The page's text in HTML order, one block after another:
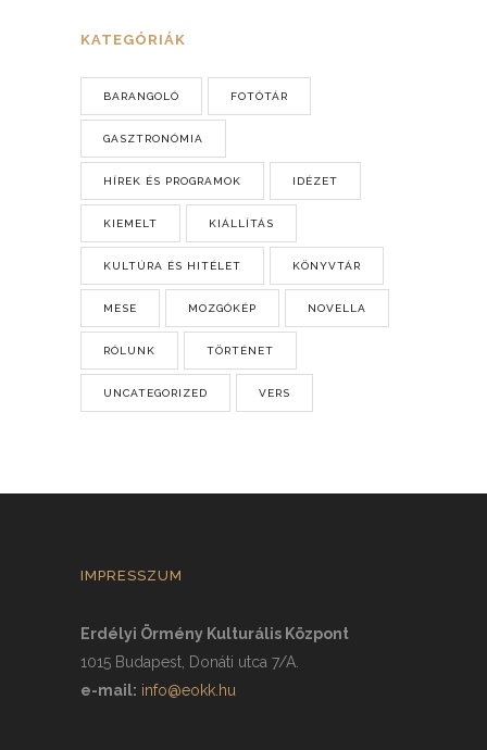
KATEGÓRIÁK
BARANGOLÓ FOTÓTÁR
GASZTRONÓMIA
HÍREK ÉS PROGRAMOK IDÉZET
KIEMELT KIÁLLÍTÁS
KULTÚRA ÉS HITÉLET KÖNYVTÁR
MESE MOZGÓKÉP NOVELLA
RÓLUNK TÖRTÉNET
UNCATEGORIZED VERS
IMPRESSZUM
Erdélyi Örmény Kulturális Központ
1015 Budapest, Donáti utca 7/A.
e-mail: info@eokk.hu